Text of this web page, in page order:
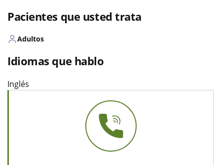
Pacientes que usted trata
Adultos
Idiomas que hablo
Inglés